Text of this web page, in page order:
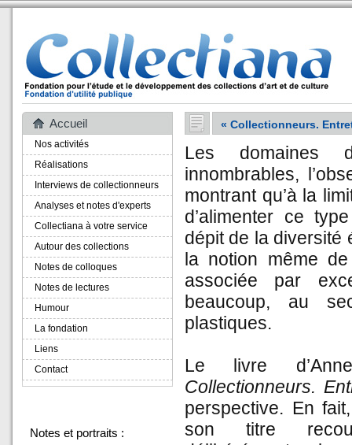
Accueil
Nos activités
Réalisations
Interviews de collectionneurs
Analyses et notes d'experts
Collectiana à votre service
Autour des collections
Notes de colloques
Notes de lectures
Humour
La fondation
Liens
Contact
Notes et portraits :
« Collectionneurs.
Les domaines
innombrables,
montrant qu’à la
d’alimenter ce
dépit de la diversité
la notion même
associée par
beaucoup, au
plastiques.
Le livre
Collectionneurs.
perspective. En
son titre